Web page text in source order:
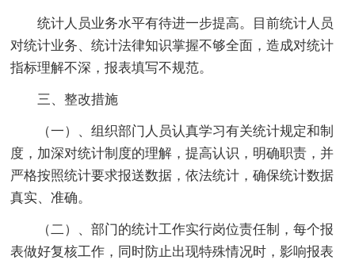
统计人员业务水平有待进一步提高。目前统计人员
对统计业务、统计法律知识掌握不够全面，造成对统计
指标理解不深，报表填写不规范。
三、整改措施
（一）、组织部门人员认真学习有关统计规定和制
度，加深对统计制度的理解，提高认识，明确职责，并
严格按照统计要求报送数据，依法统计，确保统计数据
真实、准确。
（二）、部门的统计工作实行岗位责任制，每个报
表做好复核工作，同时防止出现特殊情况时，影响报表